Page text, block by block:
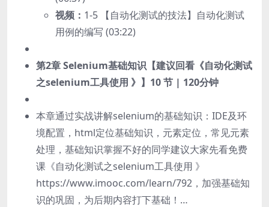
视频： 1-5 【自动化测试的技法】自动化测试
用例的编写 (03:22)
第2章 Selenium基础知识【建议回看《自动化测试
之selenium工具使用 》】 10 节 | 120分钟
本章通过实战讲解selenium的基础知识：IDE及环
境配置，html定位基础知识，元素定位，常见元素
处理，基础知识掌握不好的同学建议大家先看免费
课《自动化测试之selenium工具使用 》
https://www.imooc.com/learn/792，加强基础知
识的巩固，为后期内容打下基础！…